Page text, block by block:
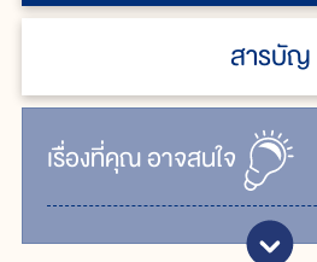
สารบัญ
เรื่ิองที่คุณอาจสนใจ